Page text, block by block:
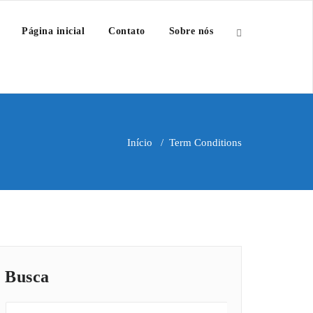
Página inicial Contato Sobre nós
Início / Term Conditions
Busca